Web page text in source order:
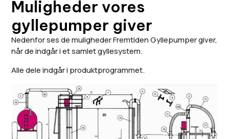
Muligheder vores
gyllepumper giver
Nedenfor ses de muligheder Fremtiden Gyllepumper giver,
når de indgår i et samlet gyllesystem.
Alle dele indgår i produktprogrammet.